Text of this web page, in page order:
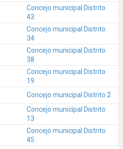
Concejo municipal Distrito
43
Concejo municipal Distrito
34
Concejo municipal Distrito
38
Concejo municipal Distrito
19
Concejo municipal Distrito 2
Concejo municipal Distrito
13
Concejo municipal Distrito
45